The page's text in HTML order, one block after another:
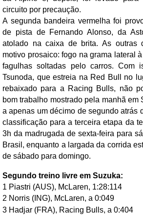
circuito por precaução.
A segunda bandeira vermelha foi
de pista de Fernando Alonso, da
atolado na caixa de brita. As outras
motivo prosaico: fogo na grama lateral
fagulhas soltadas pelo carros. Com
Tsunoda, que estreia na Red Bull no
rebaixado para a Racing Bulls, não
bom trabalho mostrado pela manhã em
a apenas um décimo de segundo atrás
classificação para a terceira etapa da
3h da madrugada de sexta-feira para
Brasil, enquanto a largada da corrida
de sábado para domingo.
Segundo treino livre em Suzuka:
1 Piastri (AUS), McLaren, 1:28:114
2 Norris (ING), McLaren, a 0:049
3 Hadjar (FRA), Racing Bulls, a 0:404